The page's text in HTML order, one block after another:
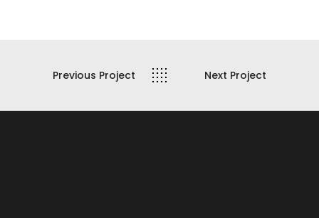
Previous Project Next Project